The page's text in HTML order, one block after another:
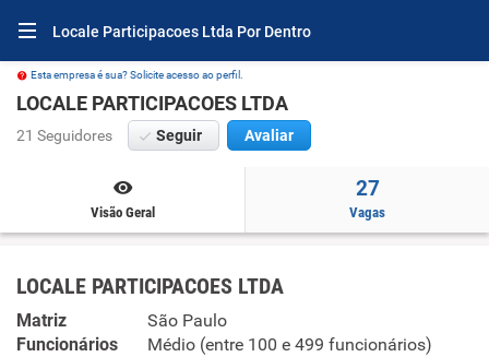
Locale Participacoes Ltda Por Dentro
Esta empresa é sua? Solicite acesso ao perfil.
LOCALE PARTICIPACOES LTDA
21 Seguidores Seguir Avaliar
Visão Geral
27
Vagas
LOCALE PARTICIPACOES LTDA
Matriz
São Paulo
Funcionários
Médio (entre 100 e 499 funcionários)